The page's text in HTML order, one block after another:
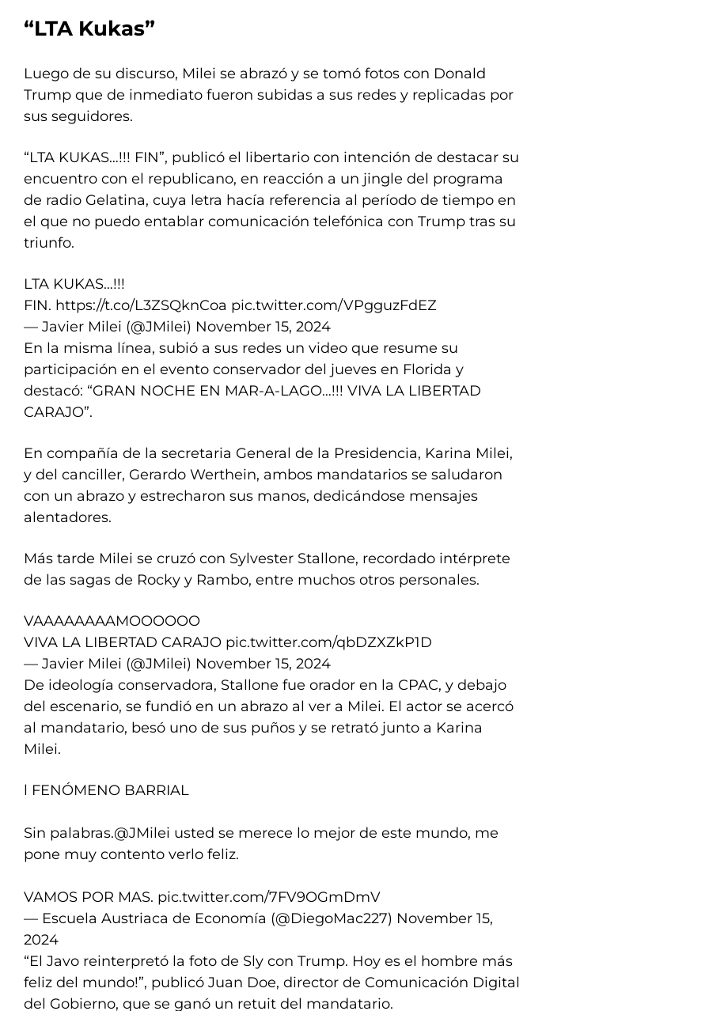
“LTA Kukas”
Luego de su discurso, Milei se abrazó y se tomó fotos con Donald
Trump que de inmediato fueron subidas a sus redes y replicadas por
sus seguidores.
“LTA KUKAS…!!! FIN”, publicó el libertario con intención de destacar su
encuentro con el republicano, en reacción a un jingle del programa
de radio Gelatina, cuya letra hacía referencia al período de tiempo en
el que no puedo entablar comunicación telefónica con Trump tras su
triunfo.
LTA KUKAS…!!!
FIN. https://t.co/L3ZSQknCoa pic.twitter.com/VPgguzFdEZ
— Javier Milei (@JMilei) November 15, 2024
En la misma línea, subió a sus redes un video que resume su
participación en el evento conservador del jueves en Florida y
destacó: “GRAN NOCHE EN MAR-A-LAGO…!!! VIVA LA LIBERTAD
CARAJO”.
En compañía de la secretaria General de la Presidencia, Karina Milei,
y del canciller, Gerardo Werthein, ambos mandatarios se saludaron
con un abrazo y estrecharon sus manos, dedicándose mensajes
alentadores.
Más tarde Milei se cruzó con Sylvester Stallone, recordado intérprete
de las sagas de Rocky y Rambo, entre muchos otros personales.
VAAAAAAAAMOOOOOO
VIVA LA LIBERTAD CARAJO pic.twitter.com/qbDZXZkP1D
— Javier Milei (@JMilei) November 15, 2024
De ideología conservadora, Stallone fue orador en la CPAC, y debajo
del escenario, se fundió en un abrazo al ver a Milei. El actor se acercó
al mandatario, besó uno de sus puños y se retrató junto a Karina
Milei.
l FENÓMENO BARRIAL
Sin palabras.@JMilei usted se merece lo mejor de este mundo, me
pone muy contento verlo feliz.
VAMOS POR MAS. pic.twitter.com/7FV9OGmDmV
— Escuela Austriaca de Economía (@DiegoMac227) November 15,
2024
“El Javo reinterpretó la foto de Sly con Trump. Hoy es el hombre más
feliz del mundo!”, publicó Juan Doe, director de Comunicación Digital
del Gobierno, que se ganó un retuit del mandatario.